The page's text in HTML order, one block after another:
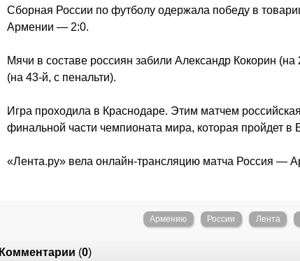
Сборная России по футболу одержала победу в
Армении — 2:0.
Мячи в составе россиян забили Александр Кокорин
(на 43-й, с пенальти).
Игра проходила в Краснодаре. Этим матчем
финальной части чемпионата мира, которая пройдет
«Лента.ру» вела онлайн-трансляцию матча Россия —
Армению России Лента
Комментарии (0)